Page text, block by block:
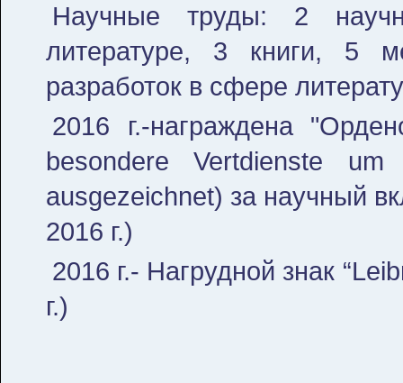
Научные труды: 2
литературе, 3 книги, 5
разработок в сфере
2016 г.-награждена
besondere Vertdienste um
ausgezeichnet) за научный
2016 г.)
2016 г.- Нагрудной знак
г.)